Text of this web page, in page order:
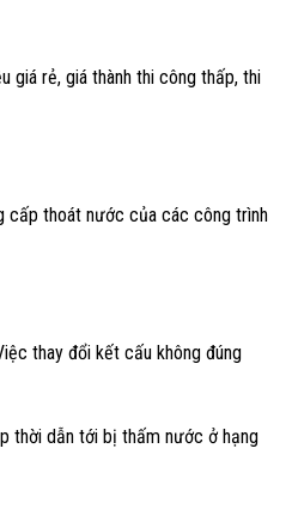
giá rẻ, giá thành thi công thấp, thi
cấp thoát nước của các công trình
thay đổi kết cấu không đúng
thời dẫn tới bị thấm nước ở hạng